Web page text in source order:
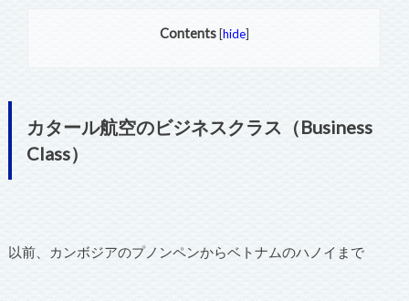
Contents [hide]
カタール航空のビジネスクラス（Business
Class）
以前、カンボジアのプノンペンからベトナムのハノイまで